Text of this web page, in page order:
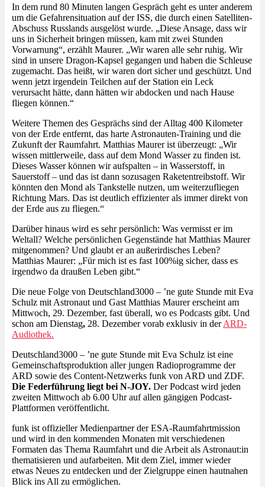
In dem rund 80 Minuten langen Gespräch geht es unter anderem
um die Gefahrensituation auf der ISS, die durch einen Satelliten-
Abschuss Russlands ausgelöst wurde. „Diese Ansage, dass wir
uns in Sicherheit bringen müssen, kam mit zwei Stunden
Vorwarnung“, erzählt Maurer. „Wir waren alle sehr ruhig. Wir
sind in unsere Dragon-Kapsel gegangen und haben die Schleuse
zugemacht. Das heißt, wir waren dort sicher und geschützt. Und
wenn jetzt irgendein Teilchen auf der Station ein Leck
verursacht hätte, dann hätten wir abdocken und nach Hause
fliegen können.“
Weitere Themen des Gesprächs sind der Alltag 400 Kilometer
von der Erde entfernt, das harte Astronauten-Training und die
Zukunft der Raumfahrt. Matthias Maurer ist überzeugt: „Wir
wissen mittlerweile, dass auf dem Mond Wasser zu finden ist.
Dieses Wasser können wir aufspalten – in Wasserstoff, in
Sauerstoff – und das ist dann sozusagen Raketentreibstoff. Wir
könnten den Mond als Tankstelle nutzen, um weiterzufliegen
Richtung Mars. Das ist deutlich effizienter als immer direkt von
der Erde aus zu fliegen.“
Darüber hinaus wird es sehr persönlich: Was vermisst er im
Weltall? Welche persönlichen Gegenstände hat Matthias Maurer
mitgenommen? Und glaubt er an außerirdisches Leben?
Matthias Maurer: „Für mich ist es fast 100%ig sicher, dass es
irgendwo da draußen Leben gibt.“
Die neue Folge von Deutschland3000 – ’ne gute Stunde mit Eva
Schulz mit Astronaut und Gast Matthias Maurer erscheint am
Mittwoch, 29. Dezember, fast überall, wo es Podcasts gibt. Und
schon am Dienstag, 28. Dezember vorab exklusiv in derARD-
Audiothek.
Deutschland3000 – ’ne gute Stunde mit Eva Schulz ist eine
Gemeinschaftsproduktion aller jungen Radioprogramme der
ARD sowie des Content-Netzwerks funk von ARD und ZDF.
Die Federführung liegt bei N-JOY. Der Podcast wird jeden
zweiten Mittwoch ab 6.00 Uhr auf allen gängigen Podcast-
Plattformen veröffentlicht.
funk ist offizieller Medienpartner der ESA-Raumfahrtmission
und wird in den kommenden Monaten mit verschiedenen
Formaten das Thema Raumfahrt und die Arbeit als Astronaut:in
thematisieren und aufarbeiten. Mit dem Ziel, immer wieder
etwas Neues zu entdecken und der Zielgruppe einen hautnahen
Blick ins All zu ermöglichen.